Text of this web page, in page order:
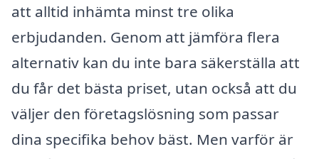
att alltid inhämta minst tre olika
erbjudanden. Genom att jämföra flera
alternativ kan du inte bara säkerställa att
du får det bästa priset, utan också att du
väljer den företagslösning som passar
dina specifika behov bäst. Men varför är